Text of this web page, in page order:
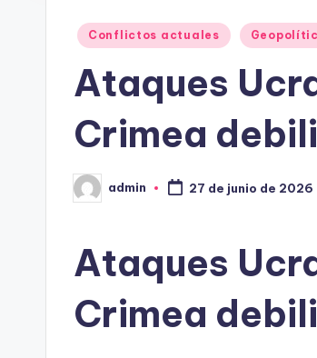
Publicado
Conflictos actuales
Ataques
Crimea
Publicado
por
admin 27 de junio de 2026
Ataques
Crimea